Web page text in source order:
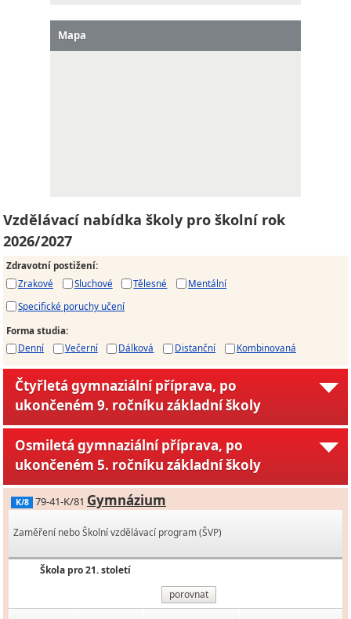
Mapa
Vzdělávací nabídka školy pro školní rok
2026/2027
Zdravotní postižení:
Zrakové
Sluchové Tělesné
Mentální
Specifické poruchy učení
Forma studia:
Denní
Večerní Dálková Distanční Kombinovaná
Čtyřletá gymnaziální příprava, po
ukončeném 9. ročníku základní školy
Osmiletá gymnaziální příprava, po
ukončeném 5. ročníku základní školy
K/8 79-41-K/81 Gymnázium
Zaměření nebo Školní vzdělávací program (ŠVP)
Škola pro 21. století
porovnat